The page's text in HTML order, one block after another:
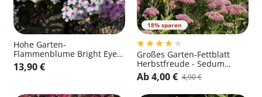
Hohe Garten-
Flammenblume Bright Eyes
- Phlox paniculata 'Bright
Eyes'
13,90 €
18% sparen
Großes Garten-Fettblatt
Herbstfreude - Sedum
telephium 'Herbstfreude'
Ab 4,00 € 4,90 €